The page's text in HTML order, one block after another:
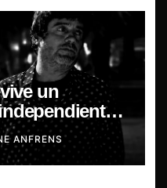
un
de
ANFRENS